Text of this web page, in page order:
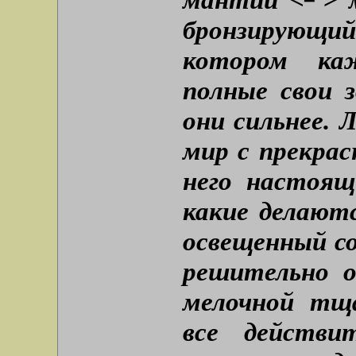
котором
полные свои
они сильнее.
мир с
него
какие
освещенный
решительно
мелочной
все